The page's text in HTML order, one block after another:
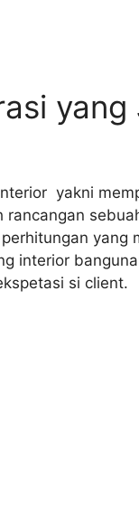
yang
yakni
yang
interior
si client.